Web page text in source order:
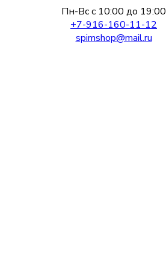
Пн-Вс с 10:00 до 19:00
+7-916-160-11-12
spimshop@mail.ru